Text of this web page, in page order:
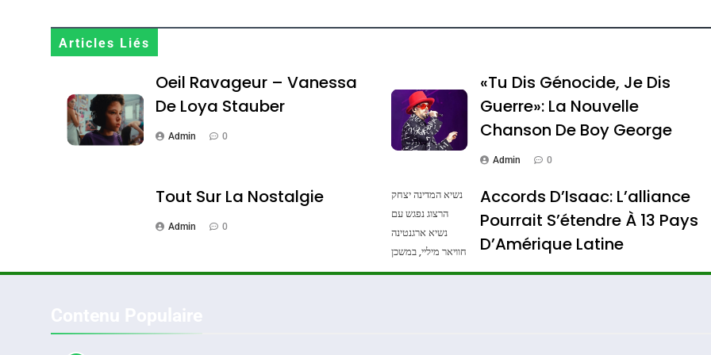
Articles Liés
Oeil Ravageur – Vanessa
De Loya Stauber
Admin 0
«Tu Dis Génocide, Je Dis
Guerre»: La Nouvelle
Chanson De Boy George
Admin 0
Tout Sur La Nostalgie
Admin 0
נשיא המדינה יצחק
הרצוג נפגש עם
נשיא ארגנטינה
חוויאר מיליי, במשכן
הנשיא בירושלים.
Accords D’Isaac: L’alliance
Pourrait S’étendre À 13 Pays
D’Amérique Latine
Admin 0
Terroir
Oeil Ravageur – Vanessa De Loya Stauber